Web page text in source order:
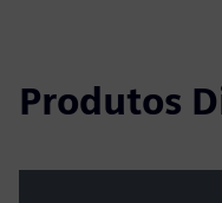
Produtos